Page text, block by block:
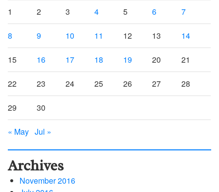
1 2 3 4 5 6 7
8 9 10 11 12 13 14
15 16 17 18 19 20 21
22 23 24 25 26 27 28
29 30
« May Jul »
Archives
November 2016